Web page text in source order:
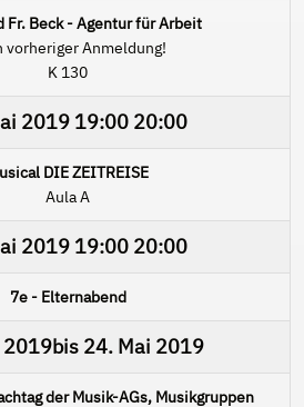
Fr. Beck - Agentur für Arbeit
vorheriger Anmeldung!
K 130
201919:00 20:00
DIE ZEITREISE
Aula A
201919:00 20:00
7e - Elternabend
2019bis 24. Mai 2019
der Musik-AGs, Musikgruppen